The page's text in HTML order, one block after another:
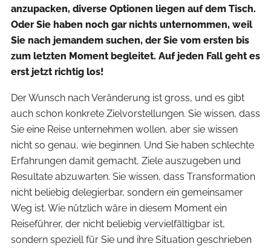
anzupacken, diverse Optionen liegen auf dem Tisch.
Oder Sie haben noch gar nichts unternommen, weil
Sie nach jemandem suchen, der Sie vom ersten bis
zum letzten Moment begleitet. Auf jeden Fall geht es
erst jetzt richtig los!
Der Wunsch nach Veränderung ist gross, und es gibt
auch schon konkrete Zielvorstellungen. Sie wissen, dass
Sie eine Reise unternehmen wollen, aber sie wissen
nicht so genau, wie beginnen. Und Sie haben schlechte
Erfahrungen damit gemacht, Ziele auszugeben und
Resultate abzuwarten. Sie wissen, dass Transformation
nicht beliebig delegierbar, sondern ein gemeinsamer
Weg ist. Wie nützlich wäre in diesem Moment ein
Reiseführer, der nicht beliebig vervielfältigbar ist,
sondern speziell für Sie und ihre Situation geschrieben